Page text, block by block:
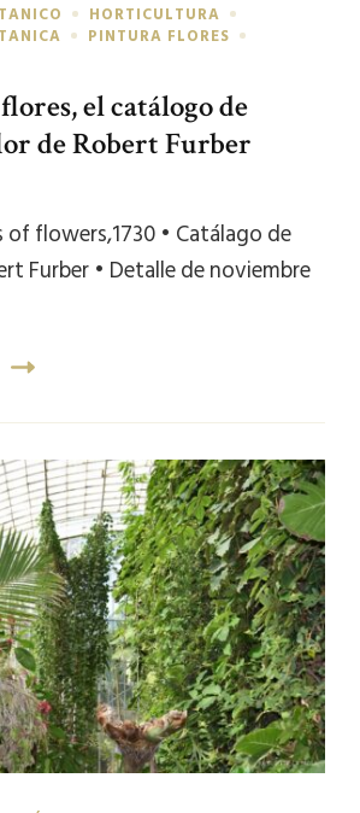
HORTICULTURA
PINTURA FLORES
flores, el catálogo de
de Robert Furber
flowers,1730 • Catálago de
Furber • Detalle de noviembre